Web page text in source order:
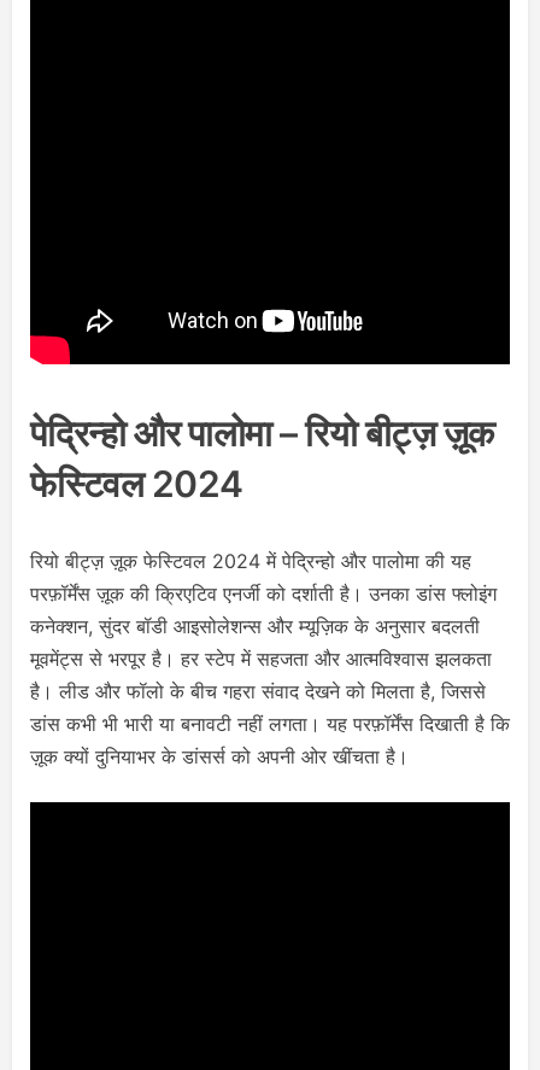
पेद्रिन्हो और पालोमा – रियो बीट्ज़ ज़ूक
फेस्टिवल 2024
रियो बीट्ज़ ज़ूक फेस्टिवल 2024 में पेद्रिन्हो और पालोमा की यह
परफ़ॉर्मेंस ज़ूक की क्रिएटिव एनर्जी को दर्शाती है। उनका डांस फ्लोइंग
कनेक्शन, सुंदर बॉडी आइसोलेशन्स और म्यूज़िक के अनुसार बदलती
मूवमेंट्स से भरपूर है। हर स्टेप में सहजता और आत्मविश्वास झलकता
है। लीड और फॉलो के बीच गहरा संवाद देखने को मिलता है, जिससे
डांस कभी भी भारी या बनावटी नहीं लगता। यह परफ़ॉर्मेंस दिखाती है कि
ज़ूक क्यों दुनियाभर के डांसर्स को अपनी ओर खींचता है।